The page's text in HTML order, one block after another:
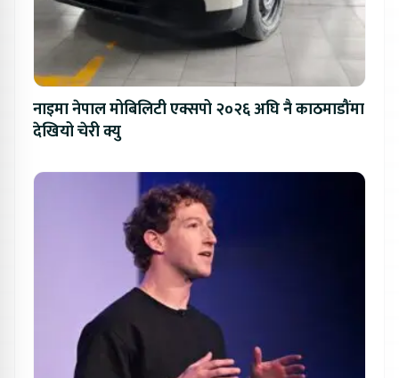
नाइमा नेपाल मोबिलिटी एक्सपो २०२६ अघि नै काठमाडौंमा
देखियो चेरी क्यु